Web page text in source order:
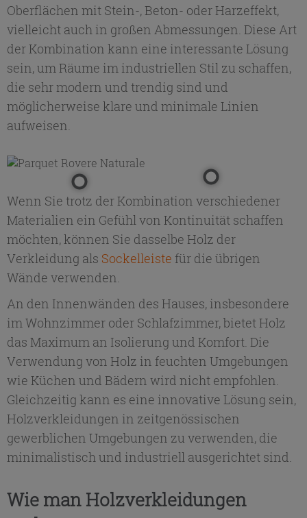
Oberflächen mit Stein-, Beton- oder Harzeffekt,
vielleicht auch in großen Abmessungen. Diese Art
der Kombination kann eine interessante Lösung
sein, um Räume im industriellen Stil zu schaffen,
die sehr modern und trendig sind und
möglicherweise klare und minimale Linien
aufweisen.
Wenn Sie trotz der Kombination verschiedener
Materialien ein Gefühl von Kontinuität schaffen
möchten, können Sie dasselbe Holz der
Verkleidung als Sockelleiste für die übrigen
Wände verwenden.
An den Innenwänden des Hauses, insbesondere
im Wohnzimmer oder Schlafzimmer, bietet Holz
das Maximum an Isolierung und Komfort. Die
Verwendung von Holz in feuchten Umgebungen
wie Küchen und Bädern wird nicht empfohlen.
Gleichzeitig kann es eine innovative Lösung sein,
Holzverkleidungen in zeitgenössischen
gewerblichen Umgebungen zu verwenden, die
minimalistisch und industriell ausgerichtet sind.
Wie man Holzverkleidungen